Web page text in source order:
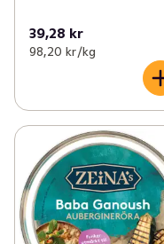
39,28 kr
98,20 kr /kg